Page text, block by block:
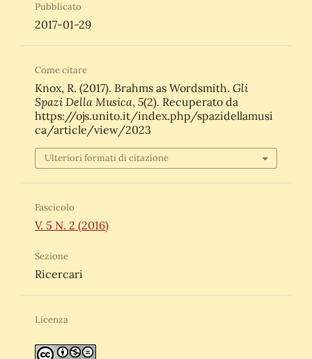
Pubblicato
2017-01-29
Come citare
Knox, R. (2017). Brahms as Wordsmith. Gli
Spazi Della Musica, 5(2). Recuperato da
https://ojs.unito.it/index.php/spazidellamusi
ca/article/view/2023
Ulteriori formati di citazione
Fascicolo
V. 5 N. 2 (2016)
Sezione
Ricercari
Licenza